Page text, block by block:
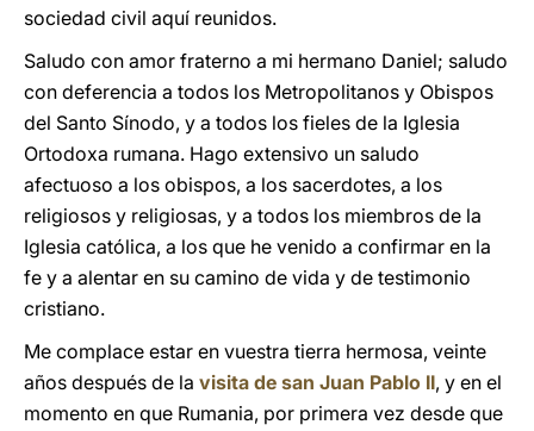
sociedad civil aquí reunidos.
Saludo con amor fraterno a mi hermano Daniel; saludo
con deferencia a todos los Metropolitanos y Obispos
del Santo Sínodo, y a todos los fieles de la Iglesia
Ortodoxa rumana. Hago extensivo un saludo
afectuoso a los obispos, a los sacerdotes, a los
religiosos y religiosas, y a todos los miembros de la
Iglesia católica, a los que he venido a confirmar en la
fe y a alentar en su camino de vida y de testimonio
cristiano.
Me complace estar en vuestra tierra hermosa, veinte
años después de la visita de san Juan Pablo II, y en el
momento en que Rumania, por primera vez desde que